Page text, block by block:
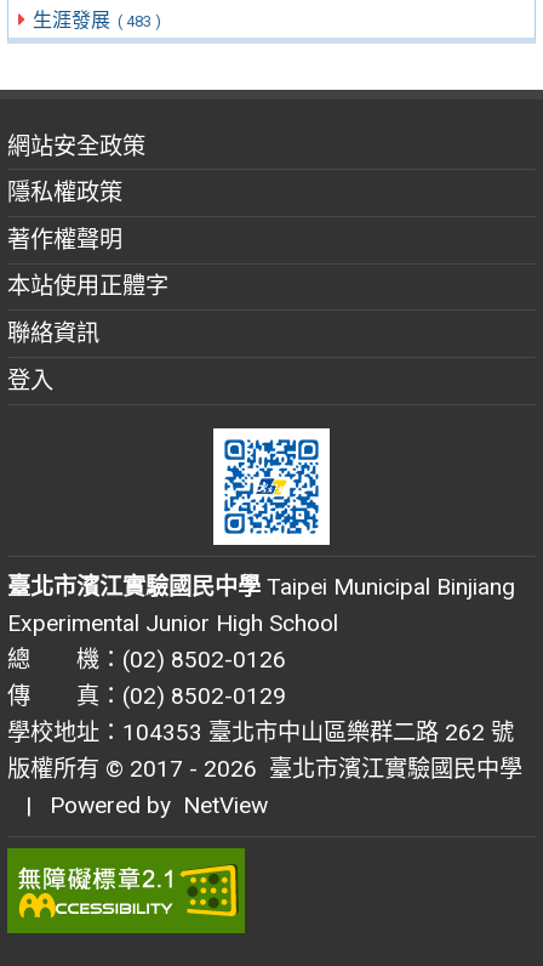
生涯發展 ( 483 )
網站安全政策
隱私權政策
著作權聲明
本站使用正體字
聯絡資訊
登入
臺北市濱江實驗國民中學 Taipei Municipal Binjiang
Experimental Junior High School
總 機：(02) 8502-0126
傳 真：(02) 8502-0129
學校地址：104353 臺北市中山區樂群二路 262 號
版權所有 © 2017 - 2026 臺北市濱江實驗國民中學
| Powered by NetView